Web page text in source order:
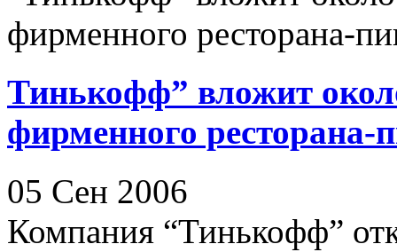
Тинькофф” вложит
фирменного ресторана-
05 Сен 2006
Компания “Тинькофф”